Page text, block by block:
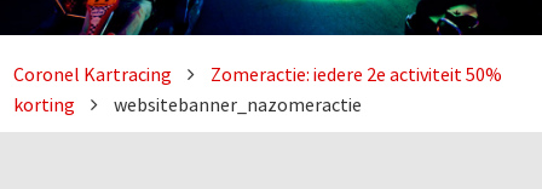
Coronel Kartracing
Zomeractie: iedere 2e activiteit 50%
korting
websitebanner_nazomeractie